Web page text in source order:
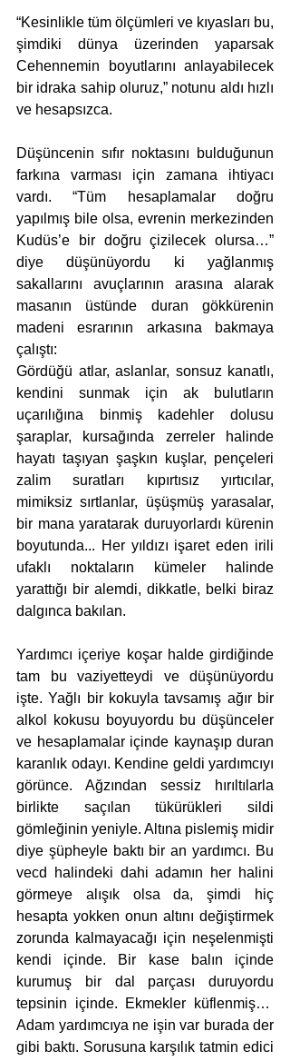
“Kesinlikle tüm ölçümleri ve kıyasları bu,
şimdiki dünya üzerinden yaparsak
Cehennemin boyutlarını anlayabilecek
bir idraka sahip oluruz,” notunu aldı hızlı
ve hesapsızca.
Düşüncenin sıfır noktasını bulduğunun
farkına varması için zamana ihtiyacı
vardı. “Tüm hesaplamalar doğru
yapılmış bile olsa, evrenin merkezinden
Kudüs’e bir doğru çizilecek olursa…”
diye düşünüyordu ki yağlanmış
sakallarını avuçlarının arasına alarak
masanın üstünde duran gökkürenin
madeni esrarının arkasına bakmaya
çalıştı:
Gördüğü atlar, aslanlar, sonsuz kanatlı,
kendini sunmak için ak bulutların
uçarılığına binmiş kadehler dolusu
şaraplar, kursağında zerreler halinde
hayatı taşıyan şaşkın kuşlar, pençeleri
zalim suratları kıpırtısız yırtıcılar,
mimiksiz sırtlanlar, üşüşmüş yarasalar,
bir mana yaratarak duruyorlardı kürenin
boyutunda... Her yıldızı işaret eden irili
ufaklı noktaların kümeler halinde
yarattığı bir alemdi, dikkatle, belki biraz
dalgınca bakılan.
Yardımcı içeriye koşar halde girdiğinde
tam bu vaziyetteydi ve düşünüyordu
işte. Yağlı bir kokuyla tavsamış ağır bir
alkol kokusu boyuyordu bu düşünceler
ve hesaplamalar içinde kaynaşıp duran
karanlık odayı. Kendine geldi yardımcıyı
görünce. Ağzından sessiz hırıltılarla
birlikte saçılan tükürükleri sildi
gömleğinin yeniyle. Altına pislemiş midir
diye şüpheyle baktı bir an yardımcı. Bu
vecd halindeki dahi adamın her halini
görmeye alışık olsa da, şimdi hiç
hesapta yokken onun altını değiştirmek
zorunda kalmayacağı için neşelenmişti
kendi içinde. Bir kase balın içinde
kurumuş bir dal parçası duruyordu
tepsinin içinde. Ekmekler küflenmiş…
Adam yardımcıya ne işin var burada der
gibi baktı. Sorusuna karşılık tatmin edici